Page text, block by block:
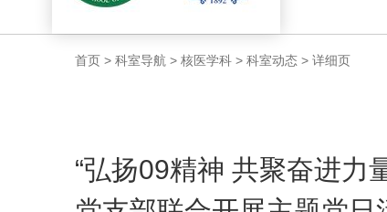
首页 > 科室导航 > 核医学科 > 科室动态 > 详细页
“弘扬09精神 共聚奋进力